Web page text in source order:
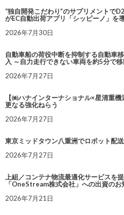
“独自開発こだわり”のサプリメントで
がEC自動出荷アプリ「シッピーノ」を
2026年7月30日
自動車船の荷役中断を抑制する自動車
入 ～自力走行できない車両を約5分で
2026年7月27日
【㈱ハナインターナショナル×星清重
更なる強化ねらう
2026年7月27日
東京ミッドタウン八重洲でロボット配
2026年7月27日
上組／コンテナ物流最適化サービスを
「OneStream株式会社」への出資のお
2026年7月21日